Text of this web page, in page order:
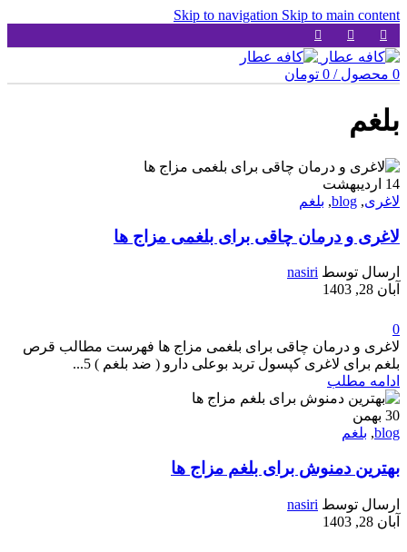
Skip to navigation Skip to main content
0 محصول /
0 تومان
بلغم
14 اردیبهشت
لاغری,
blog
, بلغم
لاغری و درمان چاقی برای بلغمی مزاج ها
ارسال توسط nasiri
آبان 28, 1403
0
لاغری و درمان چاقی برای بلغمی مزاج ها فهرست مطالب قرص
بلغم برای لاغری کپسول تربد بوعلی دارو ( ضد بلغم ) 5...
ادامه مطلب
30 بهمن
blog
, بلغم
بهترین دمنوش برای بلغم مزاج ها
ارسال توسط nasiri
آبان 28, 1403